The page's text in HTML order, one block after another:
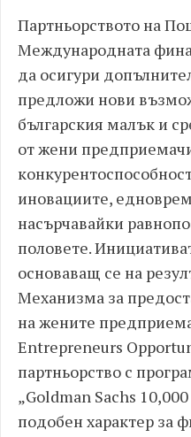
Партньорството на
Международната
да осигури
предложи нови
българския малък и
от жени
иновациите,
насърчавайки
половете.
основаващ се на
Механизма за
на жените
Entrepreneurs
партньорство с
„Goldman Sachs
подобен характер за